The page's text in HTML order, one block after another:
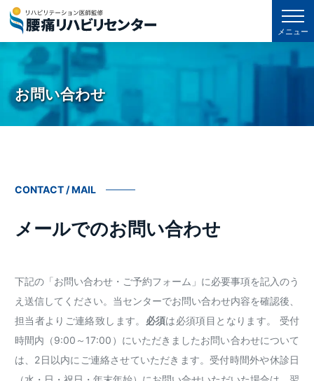
メニュー
お問い合わせ
CONTACT / MAIL
メールでのお問い合わせ
下記の「お問い合わせ・ご予約フォーム」に必要事項を記入のう
え送信してください。当センターでお問い合わせ内容を確認後、
担当者よりご連絡致します。 必須は必須項目となります。 受付
時間内（9:00～17:00）にいただきましたお問い合わせについて
は、2日以内にご連絡させていただきます。受付時間外や休診日